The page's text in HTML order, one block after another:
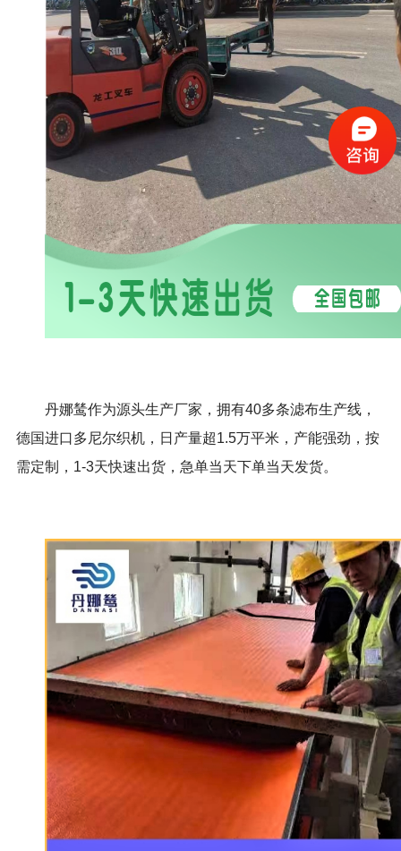
丹娜鸶作为源头生产厂家，拥有40多条滤布生产线，
德国进口多尼尔织机，日产量超1.5万平米，产能强劲，按
需定制，1-3天快速出货，急单当天下单当天发货。